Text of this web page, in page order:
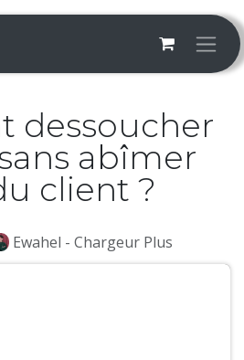
dessoucher
abîmer
client ?
Ewahel - Chargeur Plus